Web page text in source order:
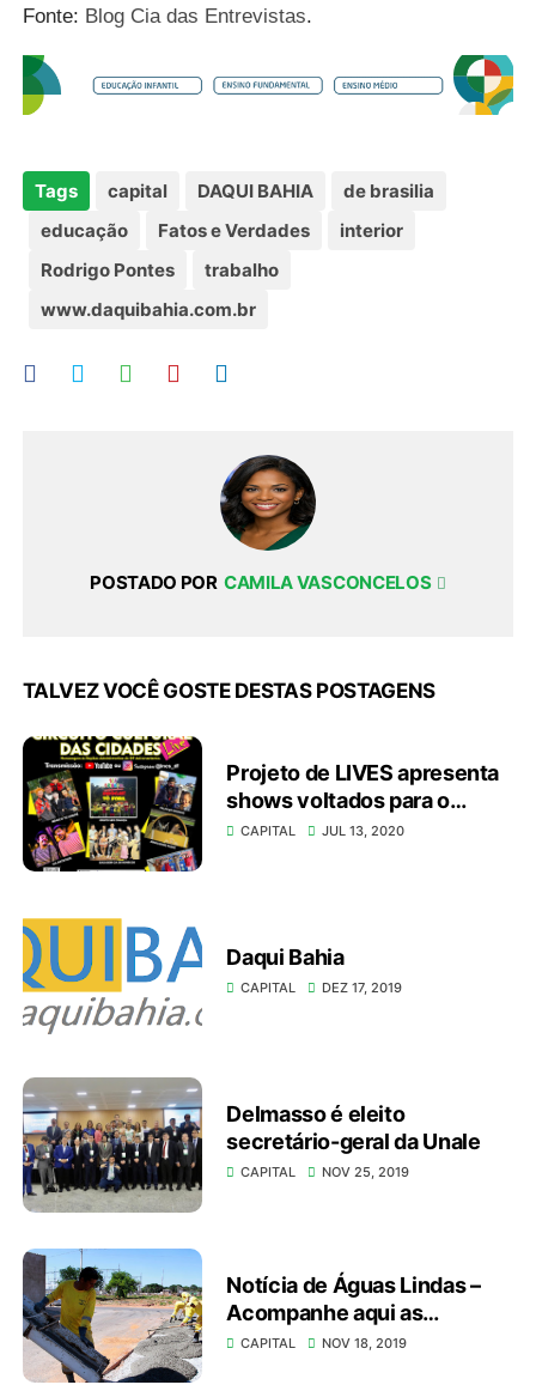
Fonte: Blog Cia das Entrevistas.
Tags capital DAQUI BAHIA
de brasilia
educação
Fatos e Verdades
interior
Rodrigo Pontes
trabalho
www.daquibahia.com.br
POSTADO POR CAMILA VASCONCELOS
TALVEZ VOCÊ GOSTE DESTAS POSTAGENS
Projeto de LIVES apresenta
shows voltados para o
público infantil
CAPITAL JUL 13, 2020
Daqui Bahia
CAPITAL DEZ 17, 2019
Delmasso é eleito
secretário-geral da Unale
CAPITAL NOV 25, 2019
Notícia de Águas Lindas –
Acompanhe aqui as
melhorias que ocorreram no
CAPITAL NOV 18, 2019